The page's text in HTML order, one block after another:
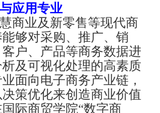
应用专业
商业及新零售等现代商
够对采购、推广、销
户、产品等商务数据进
及可视化处理的高素质
面向电子商务产业链，
策优化来创造商业价值
际商贸学院“数字商